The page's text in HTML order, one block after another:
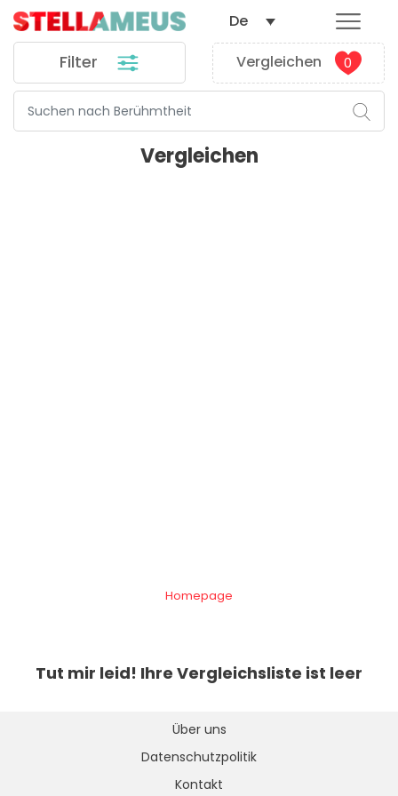
Filter Vergleichen 0
De
Vergleichen
Homepage
Tut mir leid! Ihre Vergleichsliste ist leer
Über uns
Datenschutzpolitik
Kontakt